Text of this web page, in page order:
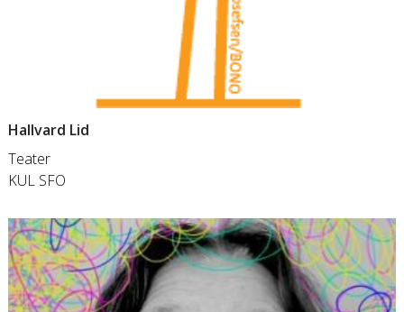
Hallvard Lid
Teater
KUL SFO